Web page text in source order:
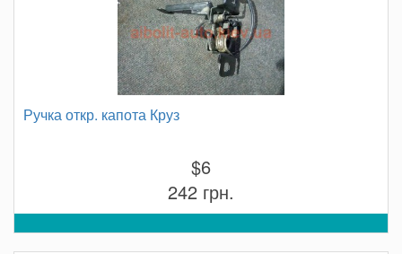
Ручка откр. капота Круз
$6
242 грн.